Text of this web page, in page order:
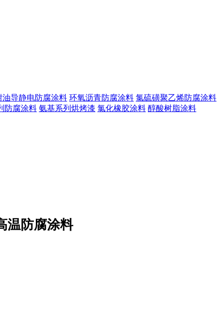
油导静电防腐涂料 环氧沥青防腐涂料 氯硫磺聚乙烯防腐涂料
防腐涂料 氨基系列烘烤漆 氯化橡胶涂料 醇酸树脂涂料
温防腐涂料